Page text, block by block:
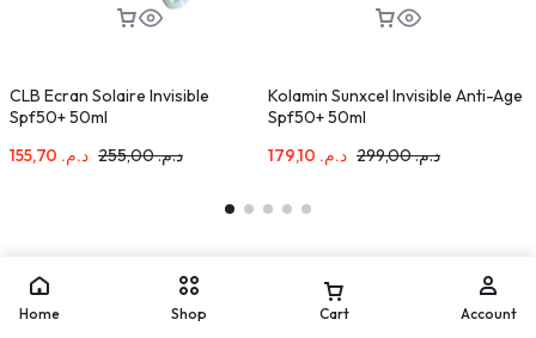
CLB Ecran Solaire Invisible
Spf50+ 50ml
د.م.
د.م.255,00
Kolamin Sunxcel Invisible Anti-Age
Spf50+ 50ml
د.م.
د.م.299,00
Home Shop Cart Account